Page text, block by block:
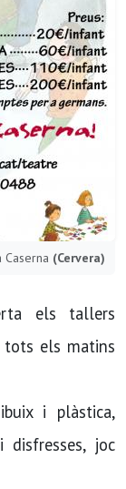
(Cervera)
els tallers
els matins
i plàstica,
joc